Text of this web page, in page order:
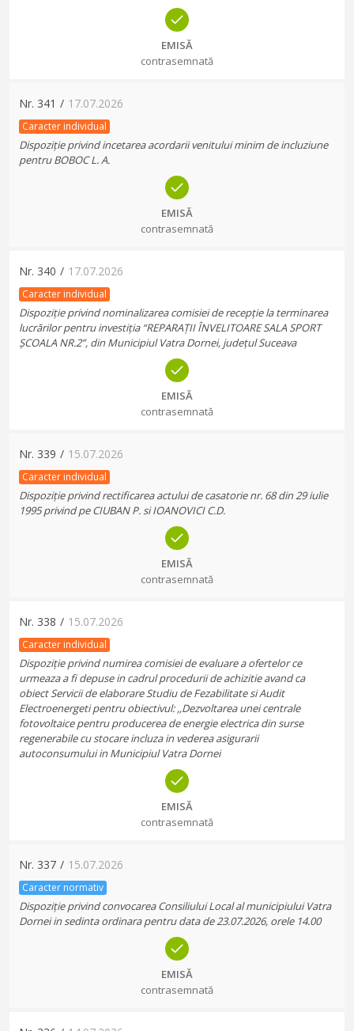
EMISĂ
contrasemnată
Nr. 341 / 17.07.2026
Caracter individual
Dispoziție privind incetarea acordarii venitului minim de incluziune
pentru BOBOC L. A.
EMISĂ
contrasemnată
Nr. 340 / 17.07.2026
Caracter individual
Dispoziție privind nominalizarea comisiei de recepție la terminarea
lucrărilor pentru investiția “REPARAȚII ÎNVELITOARE SALA SPORT
ȘCOALA NR.2”, din Municipiul Vatra Dornei, județul Suceava
EMISĂ
contrasemnată
Nr. 339 / 15.07.2026
Caracter individual
Dispoziție privind rectificarea actului de casatorie nr. 68 din 29 iulie
1995 privind pe CIUBAN P. si IOANOVICI C.D.
EMISĂ
contrasemnată
Nr. 338 / 15.07.2026
Caracter individual
Dispoziție privind numirea comisiei de evaluare a ofertelor ce
urmeaza a fi depuse in cadrul procedurii de achizitie avand ca
obiect Servicii de elaborare Studiu de Fezabilitate si Audit
Electroenergeti pentru obiectivul: ,,Dezvoltarea unei centrale
fotovoltaice pentru producerea de energie electrica din surse
regenerabile cu stocare incluza in vederea asigurarii
autoconsumului in Municipiul Vatra Dornei
EMISĂ
contrasemnată
Nr. 337 / 15.07.2026
Caracter normativ
Dispoziție privind convocarea Consiliului Local al municipiului Vatra
Dornei in sedinta ordinara pentru data de 23.07.2026, orele 14.00
EMISĂ
contrasemnată